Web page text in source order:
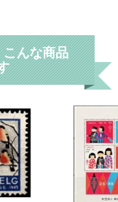
こんな商品